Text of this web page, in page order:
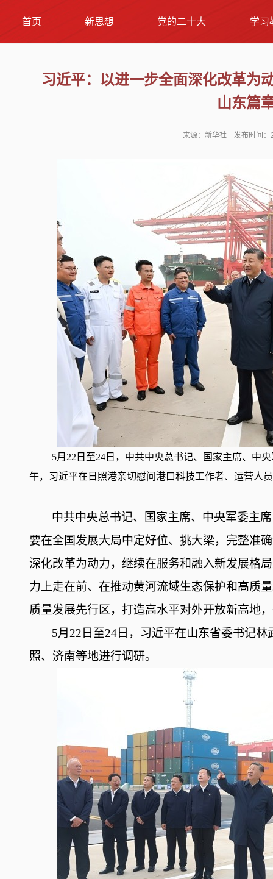
首页 新思想 党的二十大 学习
习近平：以进一步全面深化改革为
山东篇
来源：新华社 发布时间：
5月22日至24日，中共中央总书记、国家主席、中
午，习近平在日照港亲切慰问港口科技工作者、运营人
中共中央总书记、国家主席、中央军委主
要在全国发展大局中定好位、挑大梁，完整准
深化改革为动力，继续在服务和融入新发展格
力上走在前、在推动黄河流域生态保护和高质
质量发展先行区，打造高水平对外开放新高地
5月22日至24日，习近平在山东省委书记
照、济南等地进行调研。